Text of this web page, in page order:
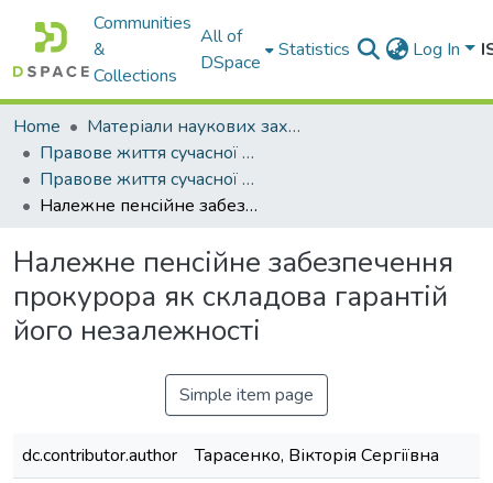
Communities
&
Collections
All of
DSpace
Statistics Log In
Home
Матеріали наукових заходів
Правове життя сучасної України
Правове життя сучасної України
Належне пенсійне забезпечення прокурора як складова гарантій його незалежності
Належне пенсійне забезпечення
прокурора як складова гарантій
його незалежності
Simple item page
dc.contributor.author
Тарасенко, Вікторія Сергіївна